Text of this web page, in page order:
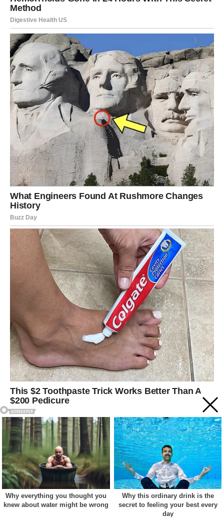
Acest site web folosește cookie-uri pentru a vă îmbunătăți
experiența. Vom presupune că sunteți de acord cu asta dacă
vă continuați navigarea.
Cookie settings ACCEPT